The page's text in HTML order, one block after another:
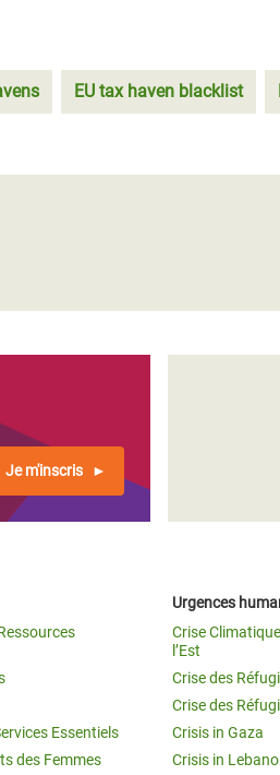
EU tax haven blacklist
Je m'inscris
Essentiels
des Femmes
Urgences
Crise
l’Est
Crise des
Crise des
Crisis in Gaza
Crisis in